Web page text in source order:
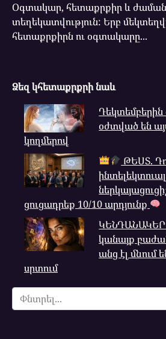
Օգտակար, հետաքրքիր և
տեղեկատվություն: Երբ
հետաքրքիրն ու օգտակարը...
Ձեզ կհետաքրքրի նաև
օժտված են
կողմերով
ԹԵՍՏ.
ցուցադրեք 10/10 արդյունք
կանայք
անց էլ մնում
սրտում
Search
for: